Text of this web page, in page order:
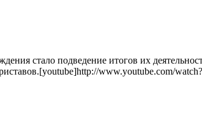
стало подведение итогов их
www.youtube.com/